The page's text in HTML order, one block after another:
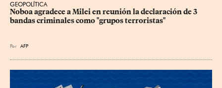
GEOPOLÍTICA
Noboa agradece a Milei en reunión la declaración de 3
bandas criminales como "grupos terroristas"
Por AFP